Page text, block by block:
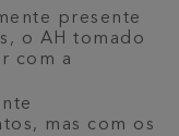
presente
o AH tomado
com a
mas com os